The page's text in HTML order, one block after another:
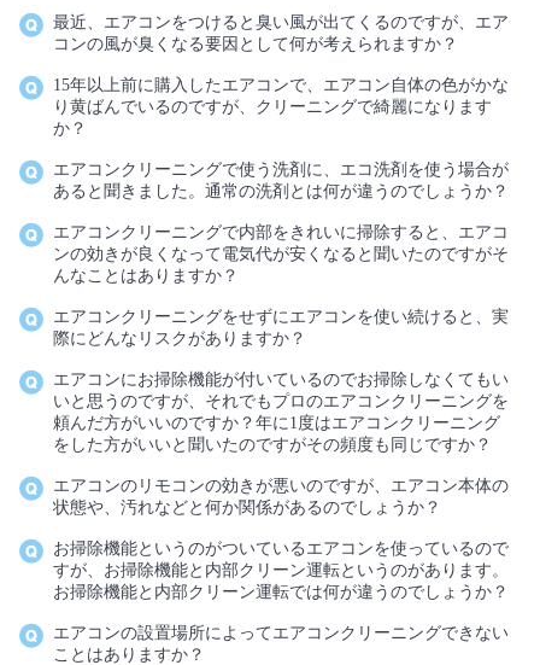
最近、エアコンをつけると臭い風が出てくるのですが、エア
コンの風が臭くなる要因として何が考えられますか？
15年以上前に購入したエアコンで、エアコン自体の色がかな
り黄ばんでいるのですが、クリーニングで綺麗になります
か？
エアコンクリーニングで使う洗剤に、エコ洗剤を使う場合が
あると聞きました。通常の洗剤とは何が違うのでしょうか？
エアコンクリーニングで内部をきれいに掃除すると、エアコ
ンの効きが良くなって電気代が安くなると聞いたのですがそ
んなことはありますか？
エアコンクリーニングをせずにエアコンを使い続けると、実
際にどんなリスクがありますか？
エアコンにお掃除機能が付いているのでお掃除しなくてもい
いと思うのですが、それでもプロのエアコンクリーニングを
頼んだ方がいいのですか？年に1度はエアコンクリーニング
をした方がいいと聞いたのですがその頻度も同じですか？
エアコンのリモコンの効きが悪いのですが、エアコン本体の
状態や、汚れなどと何か関係があるのでしょうか？
お掃除機能というのがついているエアコンを使っているので
すが、お掃除機能と内部クリーン運転というのがあります。
お掃除機能と内部クリーン運転では何が違うのでしょうか？
エアコンの設置場所によってエアコンクリーニングできない
ことはありますか？